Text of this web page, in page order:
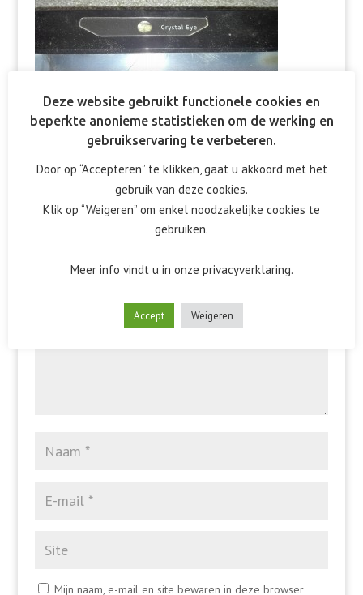
Reactie verzenden
Het e-mailadres wordt niet gepubliceerd.
Mijn naam, e-mail en site bewaren in deze browser
Deze website gebruikt functionele cookies en
beperkte anonieme statistieken om de werking en
gebruikservaring te verbeteren.
Door op “Accepteren” te klikken, gaat u akkoord met het
gebruik van deze cookies.
Klik op “Weigeren” om enkel noodzakelijke cookies te
gebruiken.
Meer info vindt u in onze privacyverklaring.
Accept Weigeren